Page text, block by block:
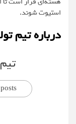
استیوت شوند.
درباره تیم